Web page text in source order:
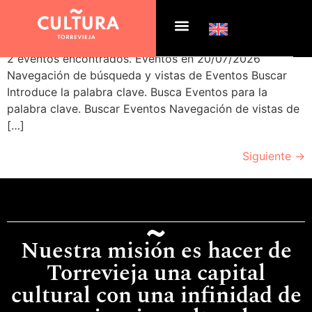
Archivos: Eventos
2 eventos encontrados. Eventos en 20/07/2026
Navegación de búsqueda y vistas de Eventos Buscar
Introduce la palabra clave. Busca Eventos para la
palabra clave. Buscar Eventos Navegación de vistas de
[…]
Siguiente →
Nuestra misión es hacer de
Torrevieja una capital
cultural con una infinidad de